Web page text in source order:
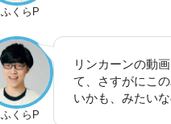
ふくらP
ふくらP
リンカーンの動
て、さすがにこ
いかも、みたい